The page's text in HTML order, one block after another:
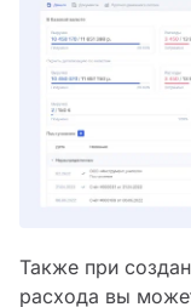
Также при
расхода вы